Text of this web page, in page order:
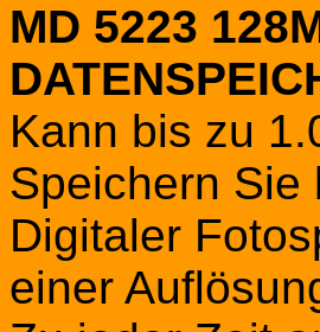
MD 5223
Kann bis zu
Speichern Sie
Digitaler
einer